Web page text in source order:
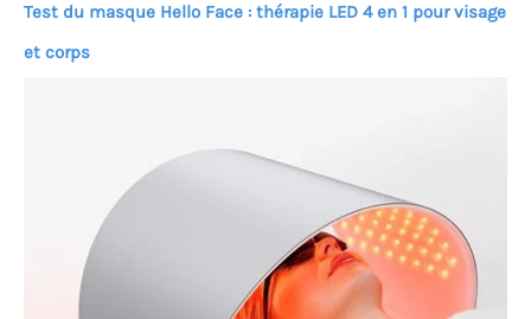
Test du masque Hello Face : thérapie LED 4 en 1 pour visage
et corps